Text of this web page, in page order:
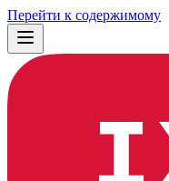
Перейти к содержимому